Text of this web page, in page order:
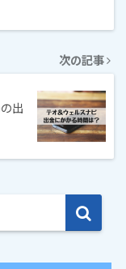
次の記事
出